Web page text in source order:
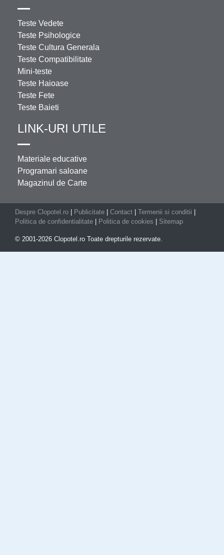
Teste Vedete
Teste Psihologice
Teste Cultura Generala
Teste Compatibilitate
Mini-teste
Teste Haioase
Teste Fete
Teste Baieti
LINK-URI UTILE
Materiale educative
Programari saloane
Magazinul de Carte
Despre Clopotel.ro Publicitate Contact Termenii si conditii
Politica de confidentialitate
Politica de cookies Sitemap
© 2001-2026 Clopotel.ro Toate drepturile rezervate.